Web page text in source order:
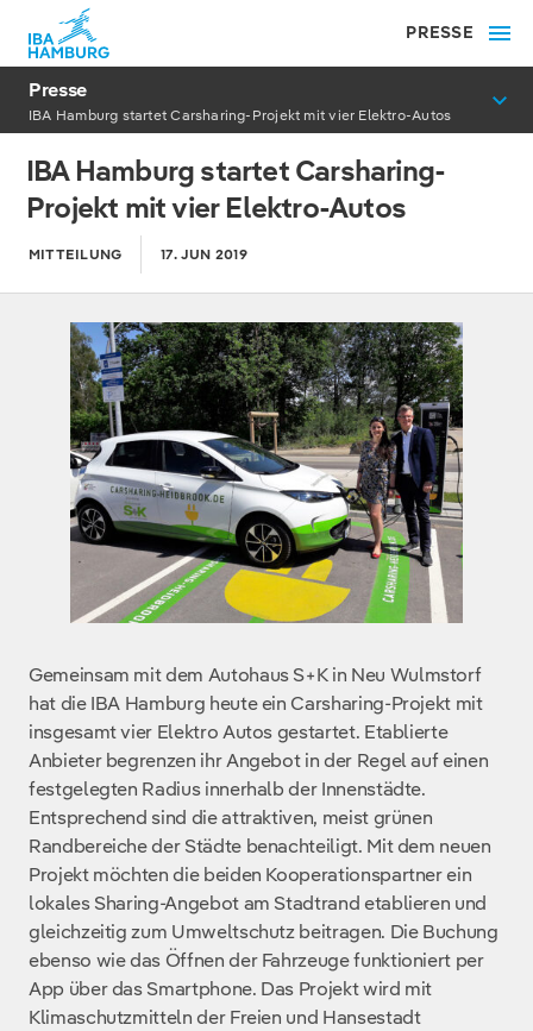
PRESSE
Presse
IBA Hamburg startet Carsharing-Projekt mit vier Elektro-Autos
IBA Hamburg startet Carsharing-
Projekt mit vier Elektro-Autos
MITTEILUNG 17. JUN 2019
Gemeinsam mit dem Autohaus S+K in Neu Wulmstorf
hat die IBA Hamburg heute ein Carsharing-Projekt mit
insgesamt vier Elektro Autos gestartet. Etablierte
Anbieter begrenzen ihr Angebot in der Regel auf einen
festgelegten Radius innerhalb der Innenstädte.
Entsprechend sind die attraktiven, meist grünen
Randbereiche der Städte benachteiligt. Mit dem neuen
Projekt möchten die beiden Kooperationspartner ein
lokales Sharing-Angebot am Stadtrand etablieren und
gleichzeitig zum Umweltschutz beitragen. Die Buchung
ebenso wie das Öffnen der Fahrzeuge funktioniert per
App über das Smartphone. Das Projekt wird mit
Klimaschutzmitteln der Freien und Hansestadt